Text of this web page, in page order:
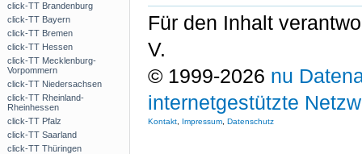
click-TT Brandenburg
click-TT Bayern
click-TT Bremen
click-TT Hessen
click-TT Mecklenburg-
Vorpommern
click-TT Niedersachsen
click-TT Rheinland-
Rheinhessen
click-TT Pfalz
click-TT Saarland
click-TT Thüringen
Für den Inhalt
V.
© 1999-2026 nu
internetgestützte
Kontakt Impressum Datenschutz